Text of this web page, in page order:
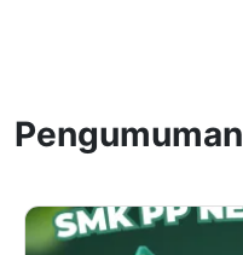
Pengumuman